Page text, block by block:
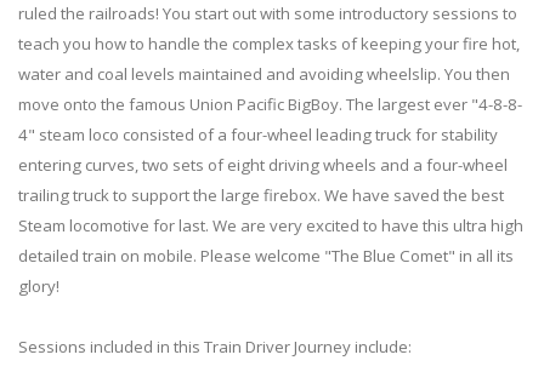
ruled the railroads! You start out with some introductory sessions to
teach you how to handle the complex tasks of keeping your fire hot,
water and coal levels maintained and avoiding wheelslip. You then
move onto the famous Union Pacific BigBoy. The largest ever "4-8-8-
4" steam loco consisted of a four-wheel leading truck for stability
entering curves, two sets of eight driving wheels and a four-wheel
trailing truck to support the large firebox. We have saved the best
Steam locomotive for last. We are very excited to have this ultra high
detailed train on mobile. Please welcome "The Blue Comet" in all its
glory!
Sessions included in this Train Driver Journey include: